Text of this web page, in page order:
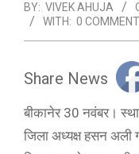
BY: VIVEK AHUJA
WITH: 0
Share News
बीकानेर 30 नवंबर।
जिला अध्यक्ष हसन अली